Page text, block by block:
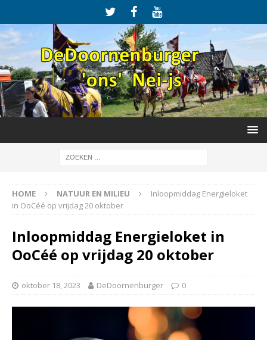
HOME NATUUR EN MILIEU
Inloopmiddag Energieloket
in OoCéé op vrijdag 20 oktober
Inloopmiddag Energieloket in
OoCéé op vrijdag 20 oktober
oktober 18, 2023 DeDoornenburger 0